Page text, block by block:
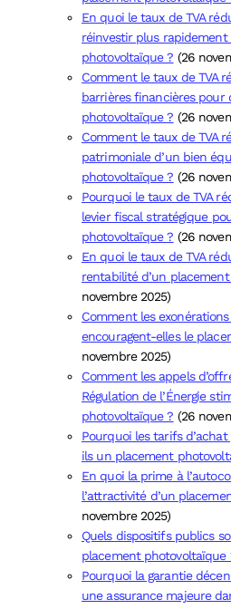
En quoi le taux de TVA
réinvestir plus rapidement
photovoltaïque ? (26
Comment le taux de TVA
barrières financières
photovoltaïque ? (26
Comment le taux de TVA
patrimoniale d’un bien
photovoltaïque ? (26
Pourquoi le taux de TVA
levier fiscal stratégique
photovoltaïque ? (26
En quoi le taux de TVA
rentabilité d’un
novembre 2025)
Comment les
encouragent-elles le
novembre 2025)
Comment les appels
Régulation de l’Énergie
photovoltaïque ? (26
Pourquoi les tarifs
ils un placement
En quoi la prime à
l’attractivité d’un
novembre 2025)
Quels dispositifs publics
placement photovoltaïque
Pourquoi la garantie
une assurance majeure